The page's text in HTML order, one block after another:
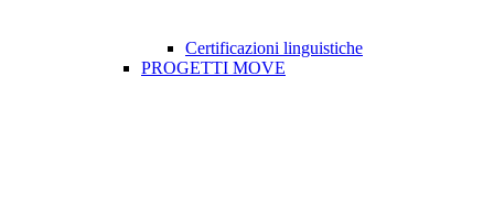
Certificazioni linguistiche
PROGETTI MOVE